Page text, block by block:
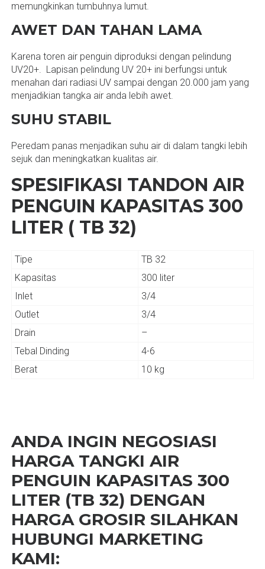
memungkinkan tumbuhnya lumut.
AWET DAN TAHAN LAMA
Karena toren air penguin diproduksi dengan pelindung
UV20+. Lapisan pelindung UV 20+ ini berfungsi untuk
menahan dari radiasi UV sampai dengan 20.000 jam yang
menjadikian tangka air anda lebih awet.
SUHU STABIL
Peredam panas menjadikan suhu air di dalam tangki lebih
sejuk dan meningkatkan kualitas air.
SPESIFIKASI TANDON AIR
PENGUIN KAPASITAS 300
LITER ( TB 32)
Tipe
TB 32
Kapasitas
300 liter
Inlet
3/4
Outlet
3/4
Drain
–
Tebal Dinding
4-6
Berat
10 kg
ANDA INGIN NEGOSIASI
HARGA TANGKI AIR
PENGUIN KAPASITAS 300
LITER (TB 32) DENGAN
HARGA GROSIR SILAHKAN
HUBUNGI MARKETING
KAMI: